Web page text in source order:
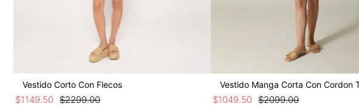
Vestido Corto Con Flecos
$2299.00
$1149.50 $2099.00
$1049.50